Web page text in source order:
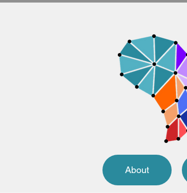
About